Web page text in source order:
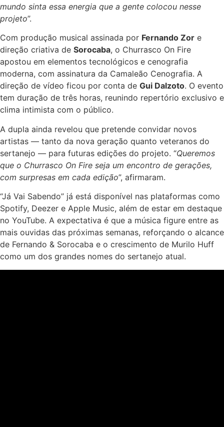
mundo sinta essa energia que a gente colocou nesse
projeto”.
Com produção musical assinada por Fernando Zor e
direção criativa de Sorocaba, o Churrasco On Fire
apostou em elementos tecnológicos e cenografia
moderna, com assinatura da Camaleão Cenografia. A
direção de vídeo ficou por conta de Gui Dalzoto. O evento
tem duração de três horas, reunindo repertório exclusivo e
clima intimista com o público.
A dupla ainda revelou que pretende convidar novos
artistas — tanto da nova geração quanto veteranos do
sertanejo — para futuras edições do projeto. “Queremos
que o Churrasco On Fire seja um encontro de gerações,
com surpresas em cada edição”, afirmaram.
“Já Vai Sabendo” já está disponível nas plataformas como
Spotify, Deezer e Apple Music, além de estar em destaque
no YouTube. A expectativa é que a música figure entre as
mais ouvidas das próximas semanas, reforçando o alcance
de Fernando & Sorocaba e o crescimento de Murilo Huff
como um dos grandes nomes do sertanejo atual.